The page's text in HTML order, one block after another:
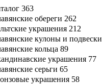
363
обереги 262
украшения 212
кулоны и подвески
кольца 89
украшения 77
серьги 65
украшения 58